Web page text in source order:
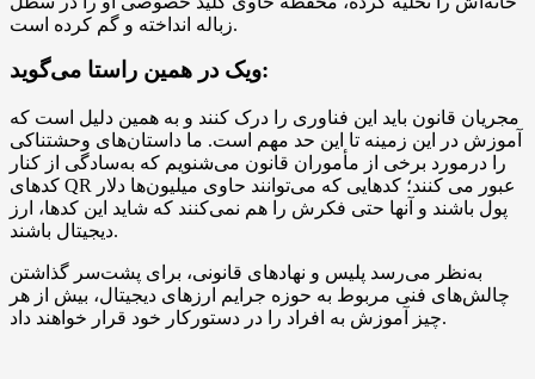
زباله انداخته و گم کرده است.
ویک در همین راستا می‌گوید:
مجریان قانون باید این فناوری را درک کنند و به همین دلیل است که
آموزش در این زمینه تا این حد مهم است. ما داستان‌های وحشتناکی
را درمورد برخی از مأموران قانون می‌شنویم که به‌سادگی از کنار
کدهای QR عبور می کنند؛ کدهایی که می‌توانند حاوی میلیون‌ها دلار
پول باشند و آنها حتی فکرش را هم نمی‌کنند که شاید این کدها، ارز
دیجیتال باشند.
به‌نظر می‌رسد پلیس و نهاد‌های قانونی، برای پشت‌سر گذاشتن
چالش‌های فنی مربوط به حوزه جرایم ارزهای دیجیتال، بیش از هر
چیز آموزش به افراد را در دستورکار خود قرار خواهند داد.